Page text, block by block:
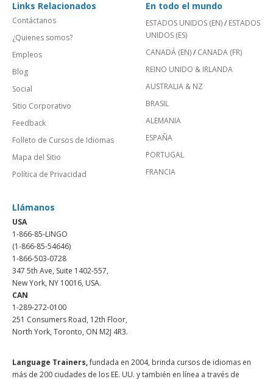
Links Relacionados
Contáctanos
¿Quienes somos?
Empleos
Blog
Social
Sitio Corporativo
Feedback
Folleto de Cursos de Idiomas
Mapa del Sitio
Política de Privacidad
En todo el mundo
ESTADOS UNIDOS (EN)/ ESTADOS
UNIDOS (ES)
CANADÁ (EN)/ CANADA (FR)
REINO UNIDO & IRLANDA
AUSTRALIA & NZ
BRASIL
ALEMANIA
ESPAÑA
PORTUGAL
FRANCIA
Llámanos
USA
1-866-85-LINGO
(1-866-85-54646)
1-866-503-0728
347 5th Ave, Suite 1402-557,
New York, NY 10016, USA.
CAN
1-289-272-0100
251 Consumers Road, 12th Floor,
North York, Toronto, ON M2J 4R3.
Language Trainers,fundada en 2004, brinda cursos de idiomas en
más de 200 ciudades de los EE. UU. y también en línea a través de